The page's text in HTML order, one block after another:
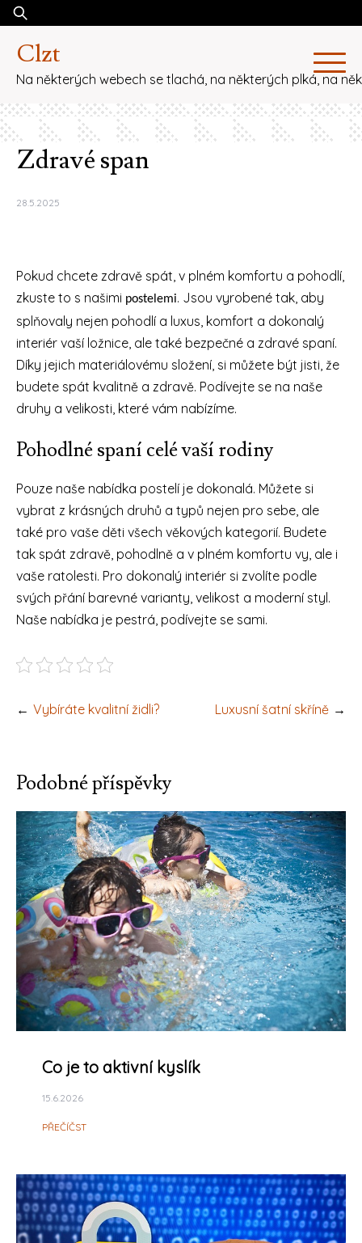
Skip
content
Vyhledávání
Clzt
Na některých webech se tlachá, na některých plká, na
Zdravé span
28.5.2025
Pokud chcete zdravě spát, v plném komfortu a pohodlí,
zkuste to s našimi postelemi. Jsou vyrobené tak, aby
splňovaly nejen pohodlí a luxus, komfort a dokonalý
interiér vaší ložnice, ale také bezpečné a zdravé spaní.
Díky jejich materiálovému složení, si můžete být jisti, že
budete spát kvalitně a zdravě. Podívejte se na naše
druhy a velikosti, které vám nabízíme.
Pohodlné spaní celé vaší rodiny
Pouze naše nabídka postelí je dokonalá. Můžete si
vybrat z krásných druhů a typů nejen pro sebe, ale
také pro vaše děti všech věkových kategorií. Budete
tak spát zdravě, pohodlně a v plném komfortu vy, ale i
vaše ratolesti. Pro dokonalý interiér si zvolíte podle
svých přání barevné varianty, velikost a moderní styl.
Naše nabídka je pestrá, podívejte se sami.
Navigace
Vybíráte kvalitní židli? Luxusní šatní skříně
Podobné příspěvky
Co je to aktivní kyslík
15.6.2026
PŘEČÍČST